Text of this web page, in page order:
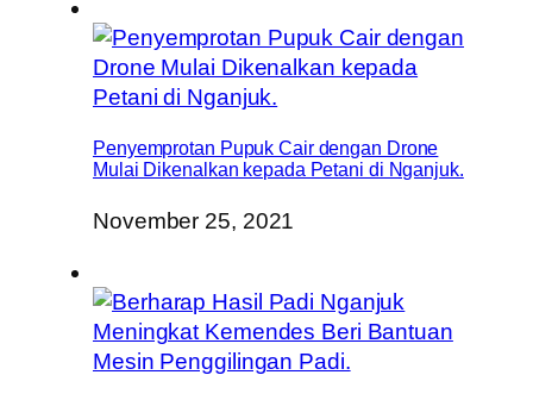
Penyemprotan Pupuk Cair dengan Drone
Mulai Dikenalkan kepada Petani di Nganjuk.
November 25, 2021